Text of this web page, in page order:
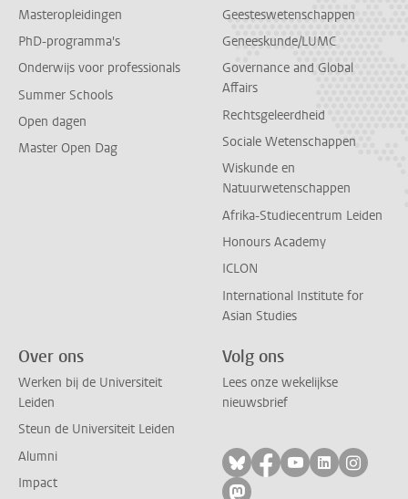
Masteropleidingen
PhD-programma's
Onderwijs voor professionals
Summer Schools
Open dagen
Master Open Dag
Geesteswetenschappen
Geneeskunde/LUMC
Governance and Global
Affairs
Rechtsgeleerdheid
Sociale Wetenschappen
Wiskunde en
Natuurwetenschappen
Afrika-Studiecentrum Leiden
Honours Academy
ICLON
International Institute for
Asian Studies
Over ons
Werken bij de Universiteit
Leiden
Steun de Universiteit Leiden
Alumni
Impact
Volg ons
Lees onze wekelijkse
nieuwsbrief
Volg ons op bluesky
Volg ons op
Volg ons op
Volg ons
Volg
Volg ons op mastodon